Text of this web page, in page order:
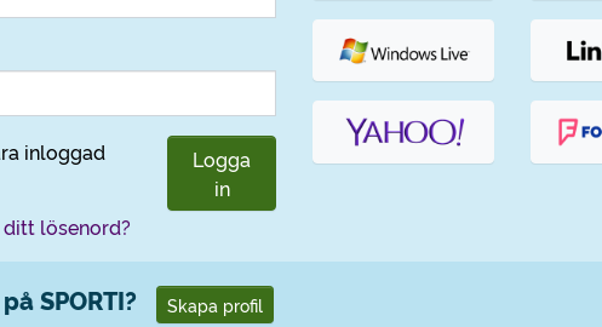
inloggad
Logga
in
lösenord?
SPORTI? Skapa profil